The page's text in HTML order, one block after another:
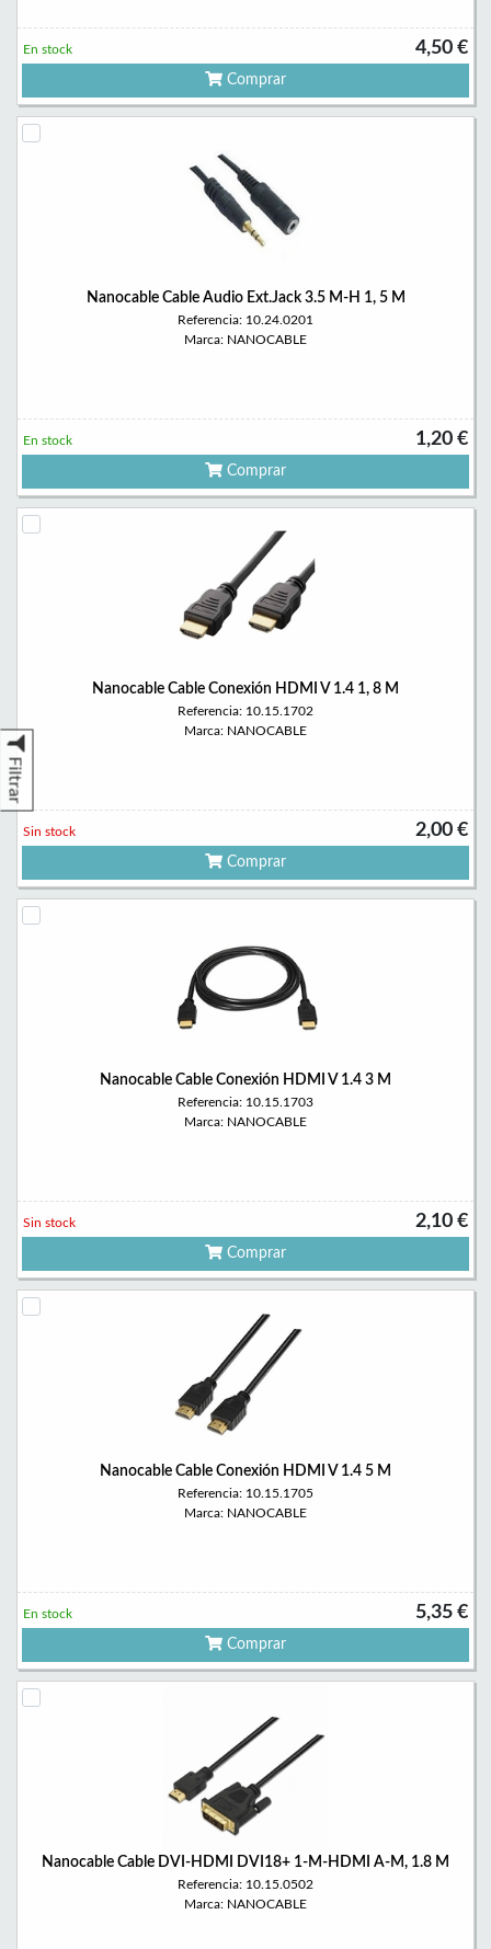
Filtrar
4,50 €
En stock
Comprar
Nanocable Cable Audio Ext.Jack 3.5 M-H 1, 5 M
Referencia: 10.24.0201
Marca: NANOCABLE
1,20 €
En stock
Comprar
Nanocable Cable Conexión HDMI V 1.4 1, 8 M
Referencia: 10.15.1702
Marca: NANOCABLE
2,00 €
Sin stock
Comprar
Nanocable Cable Conexión HDMI V 1.4 3 M
Referencia: 10.15.1703
Marca: NANOCABLE
2,10 €
Sin stock
Comprar
Nanocable Cable Conexión HDMI V 1.4 5 M
Referencia: 10.15.1705
Marca: NANOCABLE
5,35 €
En stock
Comprar
Nanocable Cable DVI-HDMI DVI18+ 1-M-HDMI A-M, 1.8 M
Referencia: 10.15.0502
Marca: NANOCABLE